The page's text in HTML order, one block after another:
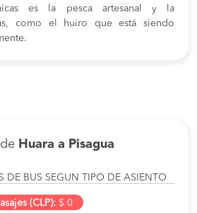
es la pesca artesanal y la
como el huiro que está siendo
Huara a Pisagua
DE BUS SEGUN TIPO DE ASIENTO
(CLP): $ 0